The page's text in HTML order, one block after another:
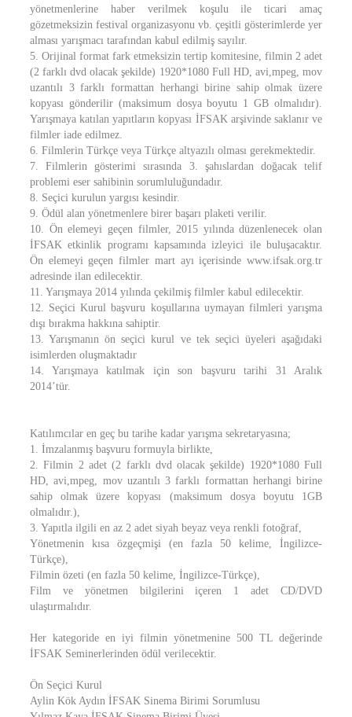
yönetmenlerine haber verilmek koşulu ile ticari amaç
gözetmeksizin festival organizasyonu vb. çeşitli gösterimlerde yer
alması yarışmacı tarafından kabul edilmiş sayılır.
5. Orijinal format fark etmeksizin tertip komitesine, filmin 2 adet
(2 farklı dvd olacak şekilde) 1920*1080 Full HD, avi,mpeg, mov
uzantılı 3 farklı formattan herhangi birine sahip olmak üzere
kopyası gönderilir (maksimum dosya boyutu 1 GB olmalıdır).
Yarışmaya katılan yapıtların kopyası İFSAK arşivinde saklanır ve
filmler iade edilmez.
6. Filmlerin Türkçe veya Türkçe altyazılı olması gerekmektedir.
7. Filmlerin gösterimi sırasında 3. şahıslardan doğacak telif
problemi eser sahibinin sorumluluğundadır.
8. Seçici kurulun yargısı kesindir.
9. Ödül alan yönetmenlere birer başarı plaketi verilir.
10. Ön elemeyi geçen filmler, 2015 yılında düzenlenecek olan
İFSAK etkinlik programı kapsamında izleyici ile buluşacaktır.
Ön elemeyi geçen filmler mart ayı içerisinde www.ifsak.org.tr
adresinde ilan edilecektir.
11. Yarışmaya 2014 yılında çekilmiş filmler kabul edilecektir.
12. Seçici Kurul başvuru koşullarına uymayan filmleri yarışma
dışı bırakma hakkına sahiptir.
13. Yarışmanın ön seçici kurul ve tek seçici üyeleri aşağıdaki
isimlerden oluşmaktadır
14. Yarışmaya katılmak için son başvuru tarihi 31 Aralık
2014’tür.
Katılımcılar en geç bu tarihe kadar yarışma sekretaryasına;
1. İmzalanmış başvuru formuyla birlikte,
2. Filmin 2 adet (2 farklı dvd olacak şekilde) 1920*1080 Full
HD, avi,mpeg, mov uzantılı 3 farklı formattan herhangi birine
sahip olmak üzere kopyası (maksimum dosya boyutu 1GB
olmalıdır.),
3. Yapıtla ilgili en az 2 adet siyah beyaz veya renkli fotoğraf,
Yönetmenin kısa özgeçmişi (en fazla 50 kelime, İngilizce-
Türkçe),
Filmin özeti (en fazla 50 kelime, İngilizce-Türkçe),
Film ve yönetmen bilgilerini içeren 1 adet CD/DVD
ulaştırmalıdır.
Her kategoride en iyi filmin yönetmenine 500 TL değerinde
İFSAK Seminerlerinden ödül verilecektir.
Ön Seçici Kurul
Aylin Kök Aydın İFSAK Sinema Birimi Sorumlusu